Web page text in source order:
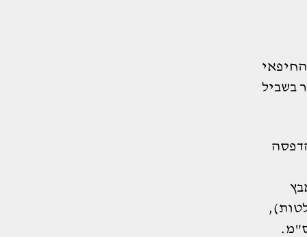
בשביל
של 1.7 מ"מ, באורך מטר אחד וברוחב 50 ס"מ.